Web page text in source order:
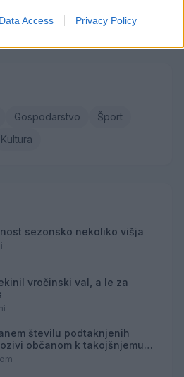
Data Access Privacy Policy
pod cerkvijo
zapora ceste
Gospodarstvo
Šport
Kultura
sezonsko nekoliko višja
vročinski val, a le za
številu podtaknjenih
občanom k takojšnjemu
policije